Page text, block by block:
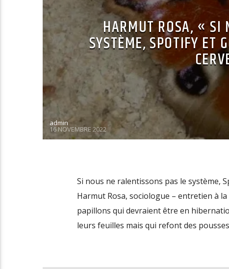
HARMUT ROSA, « SI
SYSTÈME, SPOTIFY ET
admin
16 NOVEMBRE 2022
Si nous ne ralentissons pas le système,
Harmut Rosa, sociologue – entretien à
papillons qui devraient être en
leurs feuilles mais qui refont des